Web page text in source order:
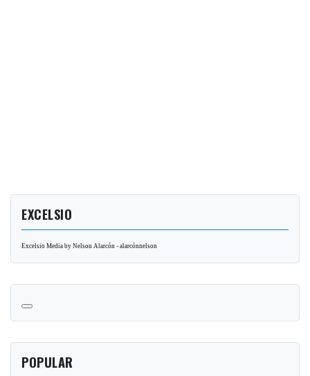
EXCELSIO
Excelsio Media by Nelson Alarcón - alarcónnelson
POPULAR